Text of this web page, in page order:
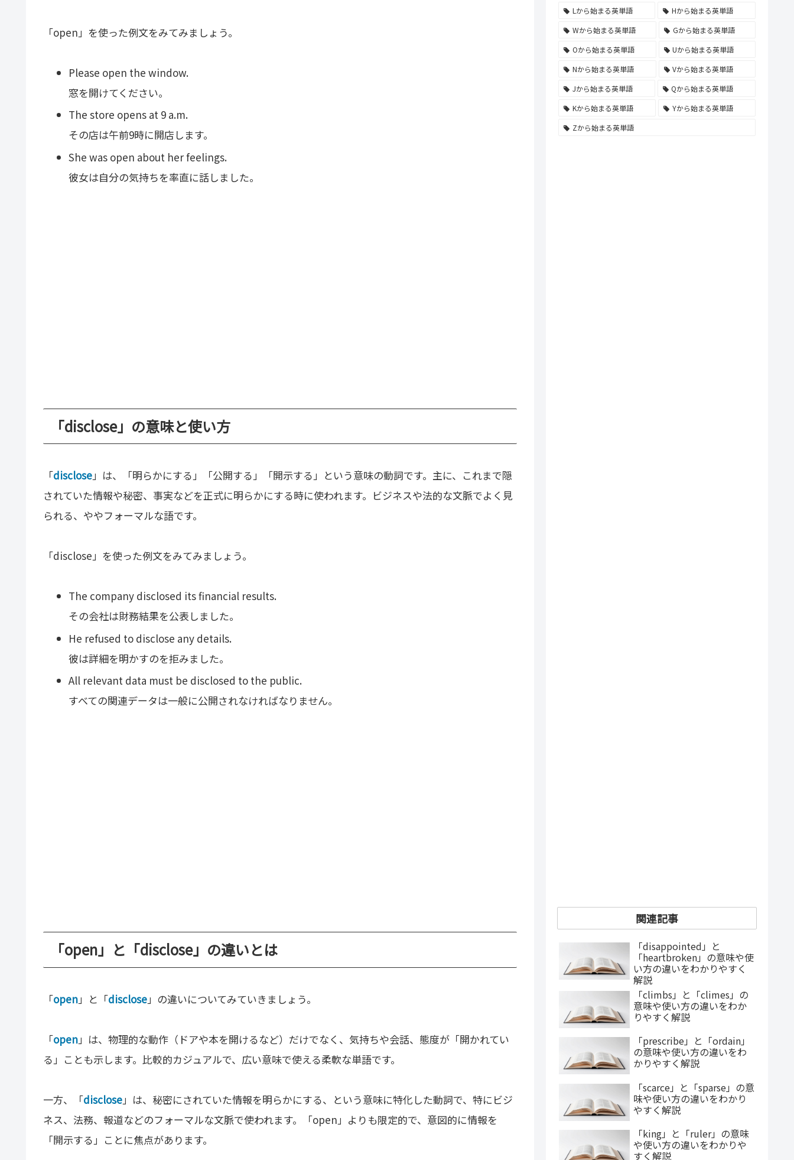
「open」を使った例文をみてみましょう。
Please open the window.
窓を開けてください。
The store opens at 9 a.m.
その店は午前9時に開店します。
She was open about her feelings.
彼女は自分の気持ちを率直に話しました。
「disclose」の意味と使い方
「disclose」は、「明らかにする」「公開する」「開示する」という意味の動詞です。主に、これまで隠
されていた情報や秘密、事実などを正式に明らかにする時に使われます。ビジネスや法的な文脈でよく見
られる、ややフォーマルな語です。
「disclose」を使った例文をみてみましょう。
The company disclosed its financial results.
その会社は財務結果を公表しました。
He refused to disclose any details.
彼は詳細を明かすのを拒みました。
All relevant data must be disclosed to the public.
すべての関連データは一般に公開されなければなりません。
「open」と「disclose」の違いとは
「open」と「disclose」の違いについてみていきましょう。
「open」は、物理的な動作（ドアや本を開けるなど）だけでなく、気持ちや会話、態度が「開かれてい
る」ことも示します。比較的カジュアルで、広い意味で使える柔軟な単語です。
一方、「disclose」は、秘密にされていた情報を明らかにする、という意味に特化した動詞で、特にビジ
ネス、法務、報道などのフォーマルな文脈で使われます。「open」よりも限定的で、意図的に情報を
「開示する」ことに焦点があります。
Lから始まる英単語
Hから始まる英単語
Wから始まる英単語
Gから始まる英単語
Oから始まる英単語
Uから始まる英単語
Nから始まる英単語
Vから始まる英単語
Jから始まる英単語
Qから始まる英単語
Kから始まる英単語
Yから始まる英単語
Zから始まる英単語
関連記事
「disappointed」と
「heartbroken」の意味や使
い方の違いをわかりやすく
解説
「climbs」と「climes」の
意味や使い方の違いをわか
りやすく解説
「prescribe」と「ordain」
の意味や使い方の違いをわ
かりやすく解説
「scarce」と「sparse」の意
味や使い方の違いをわかり
やすく解説
「king」と「ruler」の意味
や使い方の違いをわかりや
すく解説